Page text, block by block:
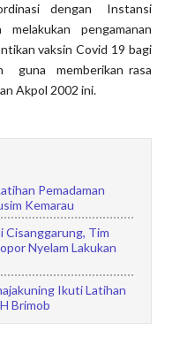
dengan Instansi
pengamanan
vaksin Covid 19 bagi
guna memberikan rasa
Akpol 2002 ini.
Pemadaman
Kemarau
Cisanggarung, Tim
Nyelam Lakukan
Ikuti Latihan
Brimob